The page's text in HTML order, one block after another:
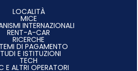
LOCALITÀ
MICE
INTERNAZIONALI
RENT-A-CAR
RICERCHE
DI PAGAMENTO
E ISTITUZIONI
TECH
E ALTRI OPERATORI